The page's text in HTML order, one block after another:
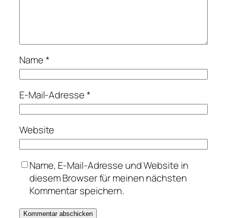
Name*
E-Mail-Adresse*
Website
Name, E-Mail-Adresse und Website in
diesem Browser für meinen nächsten
Kommentar speichern.